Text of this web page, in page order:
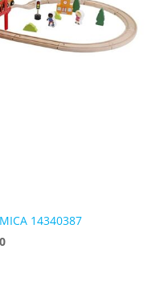
14340387